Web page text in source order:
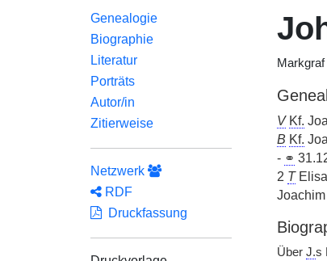
Genealogie
Biographie
Literatur
Porträts
Autor/in
Zitierweise
Netzwerk
RDF
Druckfassung
V Kf.
B Kf.
- ⚭
2 T
Über J.s